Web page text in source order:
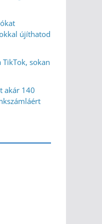
újíthatod
sokan
akár 140